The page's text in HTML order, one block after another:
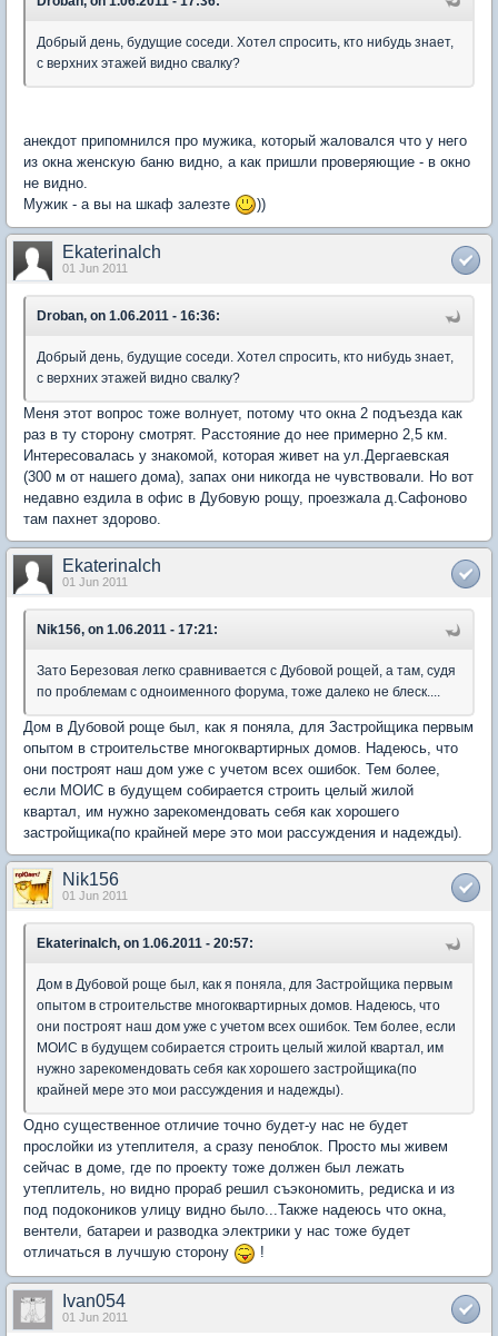
Добрый день, будущие соседи. Хотел спросить, кто нибудь знает,
с верхних этажей видно свалку?
анекдот припомнился про мужика, который жаловался что у него
из окна женскую баню видно, а как пришли проверяющие - в окно
не видно.
Мужик - а вы на шкаф залезте
))
Ekaterinalch
01 Jun 2011
Droban, on 1.06.2011 - 16:36:
Добрый день, будущие соседи. Хотел спросить, кто нибудь знает,
с верхних этажей видно свалку?
Меня этот вопрос тоже волнует, потому что окна 2 подъезда как
раз в ту сторону смотрят. Расстояние до нее примерно 2,5 км.
Интересовалась у знакомой, которая живет на ул.Дергаевская
(300 м от нашего дома), запах они никогда не чувствовали. Но вот
недавно ездила в офис в Дубовую рощу, проезжала д.Сафоново
там пахнет здорово.
Ekaterinalch
01 Jun 2011
Nik156, on 1.06.2011 - 17:21:
Зато Березовая легко сравнивается с Дубовой рощей, а там, судя
по проблемам с одноименного форума, тоже далеко не блеск....
Дом в Дубовой роще был, как я поняла, для Застройщика первым
опытом в строительстве многоквартирных домов. Надеюсь, что
они построят наш дом уже с учетом всех ошибок. Тем более,
если МОИС в будущем собирается строить целый жилой
квартал, им нужно зарекомендовать себя как хорошего
застройщика(по крайней мере это мои рассуждения и надежды).
Nik156
01 Jun 2011
Ekaterinalch, on 1.06.2011 - 20:57:
Дом в Дубовой роще был, как я поняла, для Застройщика первым
опытом в строительстве многоквартирных домов. Надеюсь, что
они построят наш дом уже с учетом всех ошибок. Тем более, если
МОИС в будущем собирается строить целый жилой квартал, им
нужно зарекомендовать себя как хорошего застройщика(по
крайней мере это мои рассуждения и надежды).
Одно существенное отличие точно будет-у нас не будет
прослойки из утеплителя, а сразу пеноблок. Просто мы живем
сейчас в доме, где по проекту тоже должен был лежать
утеплитель, но видно прораб решил съэкономить, редиска и из
под подокоников улицу видно было...Также надеюсь что окна,
вентели, батареи и разводка электрики у нас тоже будет
отличаться в лучшую сторону
!
Ivan054
01 Jun 2011